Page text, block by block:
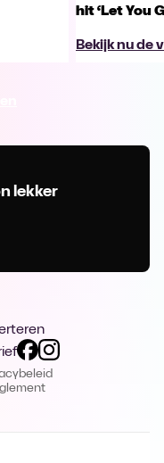
hit ‘Let You
Bekijk nu de
lekker